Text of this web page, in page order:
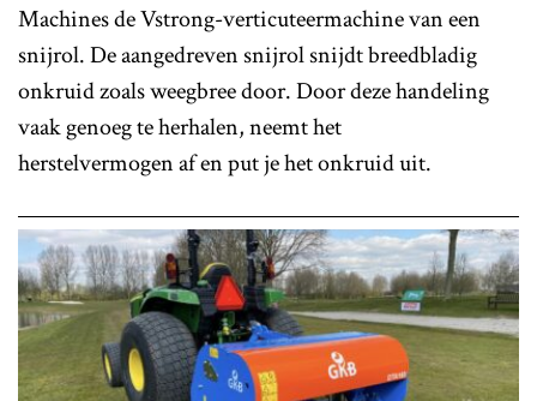
Machines de Vstrong-verticuteermachine van een
snijrol. De aangedreven snijrol snijdt breedbladig
onkruid zoals weegbree door. Door deze handeling
vaak genoeg te herhalen, neemt het
herstelvermogen af en put je het onkruid uit.